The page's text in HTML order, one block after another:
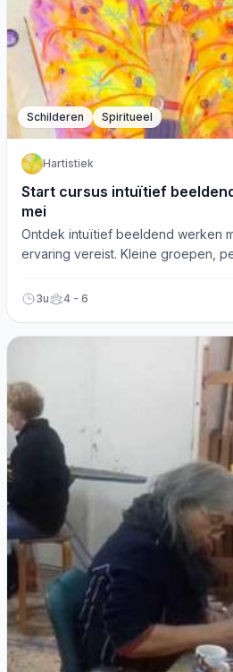
Schilderen Spiritueel
Hartistiek
Start cursus intuïtief
mei
Ontdek intuïtief beeldend werken
ervaring vereist. Kleine groepen,
3u 4 - 6